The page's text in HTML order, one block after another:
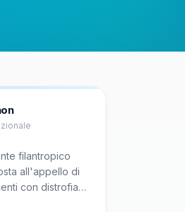
filantropico
all'appello di
con distrofia